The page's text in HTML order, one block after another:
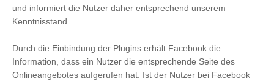
und informiert die Nutzer daher entsprechend unserem
Kenntnisstand.
Durch die Einbindung der Plugins erhält Facebook die
Information, dass ein Nutzer die entsprechende Seite des
Onlineangebotes aufgerufen hat. Ist der Nutzer bei Facebook